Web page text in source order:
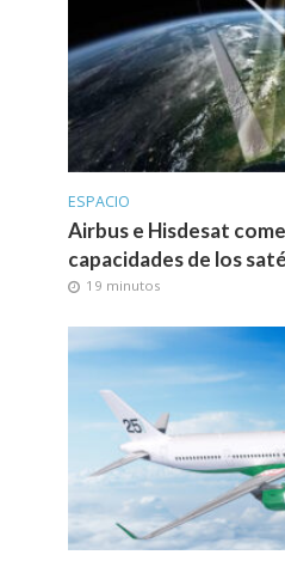
ESPACIO
Airbus e Hisdesat
capacidades de los
19 minutos